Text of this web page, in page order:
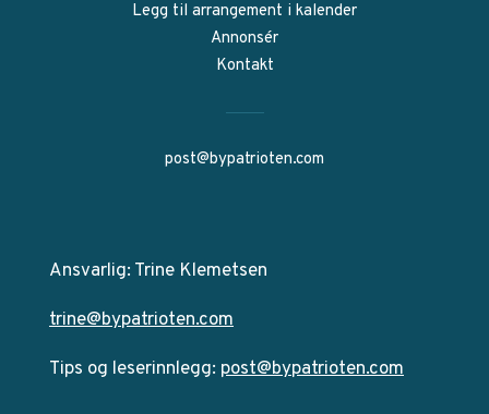
Legg til arrangement i kalender
Annonsér
Kontakt
post@bypatrioten.com
Ansvarlig: Trine Klemetsen
trine@bypatrioten.com
Tips og leserinnlegg: post@bypatrioten.com